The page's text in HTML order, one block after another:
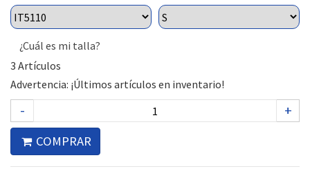
¿Cuál es mi talla?
3 Artículos
Advertencia: ¡Últimos artículos en inventario!
- +
COMPRAR